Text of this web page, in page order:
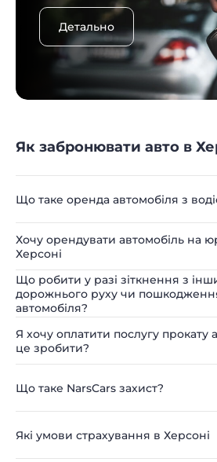
Детально
Як забронювати авто в
Що таке оренда автомобіля з
Хочу орендувати автомобіль на
Херсоні
Що робити у разі зіткнення з
дорожнього руху чи
автомобіля?
Я хочу оплатити послугу прокату
це зробити?
Що таке NarsCars захист?
Які умови страхування в Херсоні